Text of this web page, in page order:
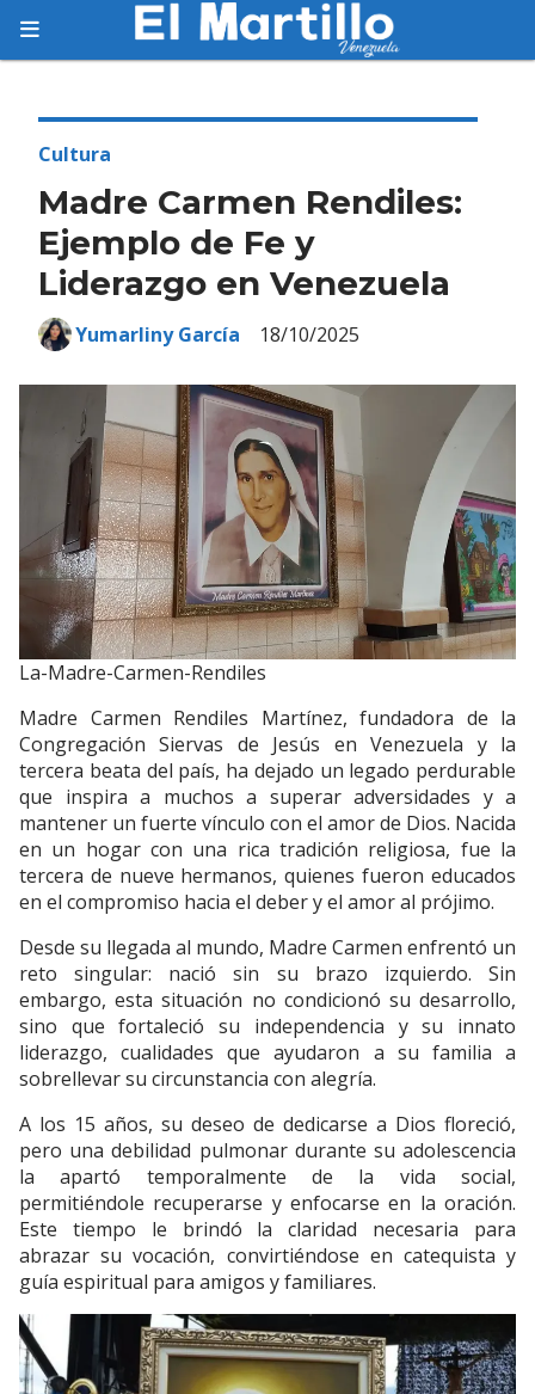
Madre Carmen Rendiles:
Ejemplo de Fe y
Liderazgo en Venezuela
Cultura
18/10/2025
Yumarliny García
La-Madre-Carmen-Rendiles
Madre Carmen Rendiles Martínez, fundadora de la
Congregación Siervas de Jesús en Venezuela y la
tercera beata del país, ha dejado un legado perdurable
que inspira a muchos a superar adversidades y a
mantener un fuerte vínculo con el amor de Dios. Nacida
en un hogar con una rica tradición religiosa, fue la
tercera de nueve hermanos, quienes fueron educados
en el compromiso hacia el deber y el amor al prójimo.
Desde su llegada al mundo, Madre Carmen enfrentó un
reto singular: nació sin su brazo izquierdo. Sin
embargo, esta situación no condicionó su desarrollo,
sino que fortaleció su independencia y su innato
liderazgo, cualidades que ayudaron a su familia a
sobrellevar su circunstancia con alegría.
A los 15 años, su deseo de dedicarse a Dios floreció,
pero una debilidad pulmonar durante su adolescencia
la apartó temporalmente de la vida social,
permitiéndole recuperarse y enfocarse en la oración.
Este tiempo le brindó la claridad necesaria para
abrazar su vocación, convirtiéndose en catequista y
guía espiritual para amigos y familiares.
Suscríbete
Suscríbete a nuestro servicio gratuito de
información diaria en tu email.
Suscribirme